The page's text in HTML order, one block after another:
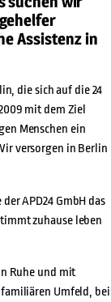
Assistenz in
die sich auf die 24
mit dem Ziel
Menschen ein
versorgen in Berlin
APD24 GmbH das
zuhause leben
Ruhe und mit
Umfeld, bei